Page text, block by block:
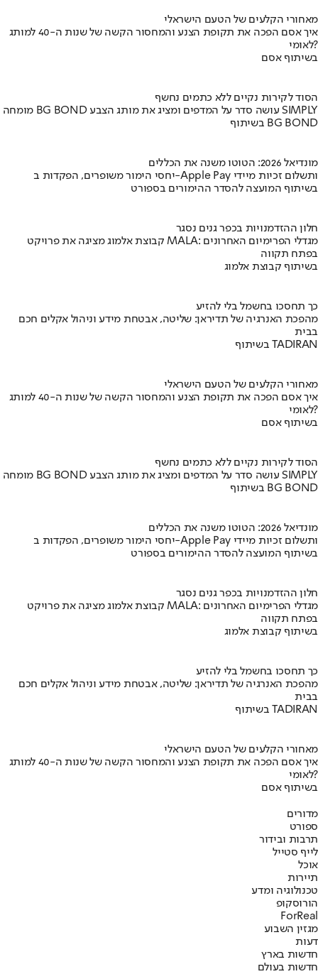
מאחורי הקלעים של הטעם הישראלי
איך אסם הפכה את תקופת הצנע והמחסור הקשה של שנות ה-40 למותג
לאומי?
בשיתוף אסם
הסוד לקירות נקיים ללא כתמים נחשף
מומחה BG BOND עושה סדר על המדפים ומציג את מותג הצבע SIMPLY
בשיתוף BG BOND
מונדיאל 2026: הטוטו משנה את הכללים
יחסי הימור משופרים, הפקדות ב-Apple Pay ותשלום זכיות מיידי
בשיתוף המועצה להסדר ההימורים בספורט
חלון ההזדמנויות בכפר גנים נסגר
קבוצת אלמוג מציגה את פרויקט MALA: מגדלי הפרימיום האחרונים
בפתח תקווה
בשיתוף קבוצת אלמוג
כך תחסכו בחשמל בלי להזיע
מהפכת האנרגיה של תדיראן: שליטה, אבטחת מידע וניהול אקלים חכם
בבית
בשיתוף TADIRAN
מאחורי הקלעים של הטעם הישראלי
איך אסם הפכה את תקופת הצנע והמחסור הקשה של שנות ה-40 למותג
לאומי?
בשיתוף אסם
הסוד לקירות נקיים ללא כתמים נחשף
מומחה BG BOND עושה סדר על המדפים ומציג את מותג הצבע SIMPLY
בשיתוף BG BOND
מונדיאל 2026: הטוטו משנה את הכללים
יחסי הימור משופרים, הפקדות ב-Apple Pay ותשלום זכיות מיידי
בשיתוף המועצה להסדר ההימורים בספורט
חלון ההזדמנויות בכפר גנים נסגר
קבוצת אלמוג מציגה את פרויקט MALA: מגדלי הפרימיום האחרונים
בפתח תקווה
בשיתוף קבוצת אלמוג
כך תחסכו בחשמל בלי להזיע
מהפכת האנרגיה של תדיראן: שליטה, אבטחת מידע וניהול אקלים חכם
בבית
בשיתוף TADIRAN
מאחורי הקלעים של הטעם הישראלי
איך אסם הפכה את תקופת הצנע והמחסור הקשה של שנות ה-40 למותג
לאומי?
בשיתוף אסם
מדורים
ספורט
תרבות ובידור
לייף סטייל
אוכל
תיירות
טכנולוגיה ומדע
הורוסקופ
ForReal
מגזין השבוע
דעות
חדשות בארץ
חדשות בעולם